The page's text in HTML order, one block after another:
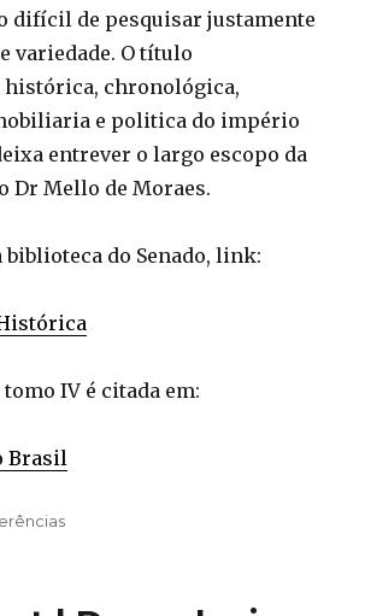
difícil de pesquisar justamente
variedade. O título
histórica, chronológica,
e politica do império
entrever o largo escopo da
Dr Mello de Moraes.
do Senado, link:
tomo IV é citada em:
Brasil